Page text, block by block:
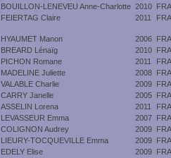
BOUILLON-LENEVEU Anne-Charlotte 2010 FRA
FEIERTAG Claire 2011 FRA
HYAUMET Manon 2006 FRA
BREARD Lénaïg 2010 FRA
PICHON Romane 2011
FRA
MADELINE Juliette 2008 FRA
VALABLE Charlie 2009 FRA
CARRY Janelle 2005 FRA
ASSELIN Lorena 2011
FRA
LEVASSEUR Emma 2007 FRA
COLIGNON Audrey 2009 FRA
LIEURY-TOCQUEVILLE Emma 2009 FRA
EDELY Elise 2009 FRA